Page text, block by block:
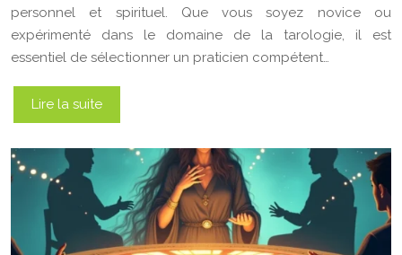
personnel et spirituel. Que vous soyez novice ou
expérimenté dans le domaine de la tarologie, il est
essentiel de sélectionner un praticien compétent…
Lire la suite